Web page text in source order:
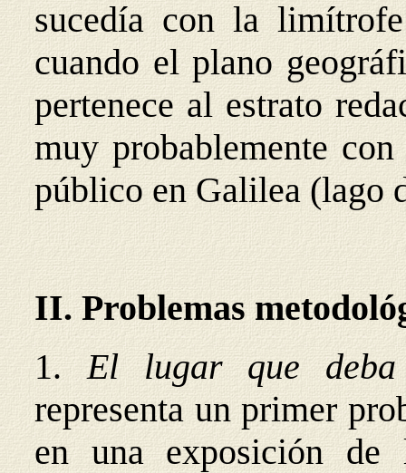
sucedía con la
cuando el plano
pertenece al estrato
muy probablemente
público en Galilea (lago
II. Problemas
1.El lugar que deba
representa un primer
en una exposición de